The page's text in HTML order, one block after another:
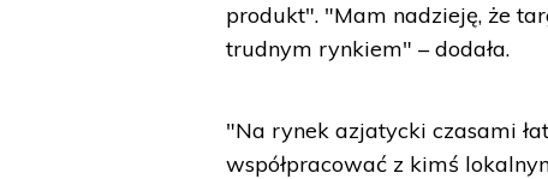
produkt". "Mam nadzieję, że
trudnym rynkiem" – dodała.
"Na rynek azjatycki czasami
współpracować z kimś